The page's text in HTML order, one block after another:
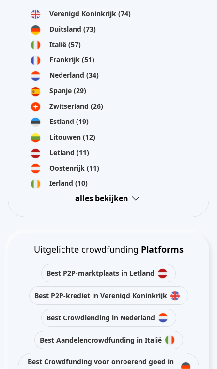
Verenigd Koninkrijk (74)
Duitsland (73)
Italië (57)
Frankrijk (51)
Nederland (34)
Spanje (29)
Zwitserland (26)
Estland (19)
Litouwen (12)
Letland (11)
Oostenrijk (11)
Ierland (10)
alles bekijken
Uitgelichte crowdfunding Platforms
Best P2P-marktplaats in Letland
Best P2P-krediet in Verenigd Koninkrijk
Best Crowdlending in Nederland
Best Aandelencrowdfunding in Italië
Best Crowdfunding voor onroerend goed in